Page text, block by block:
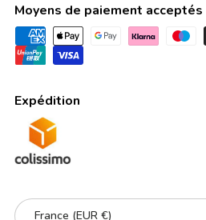
Moyens de paiement acceptés
Expédition
Pays
France (EUR €)